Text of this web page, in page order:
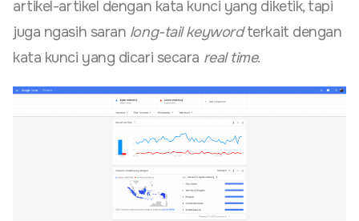
artikel-artikel dengan kata kunci yang diketik, tapi
juga ngasih saran long-tail keywordterkait dengan
kata kunci yang dicari secara real time.